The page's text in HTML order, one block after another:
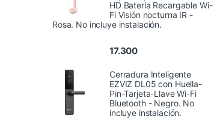
HD Batería Recargable Wi-
Fi Visión nocturna IR -
Rosa. No incluye instalación.
17.300
Cerradura Inteligente
EZVIZ DL05 con Huella-
Pin-Tarjeta-Llave Wi-Fi
Bluetooth - Negro. No
incluye instalación.